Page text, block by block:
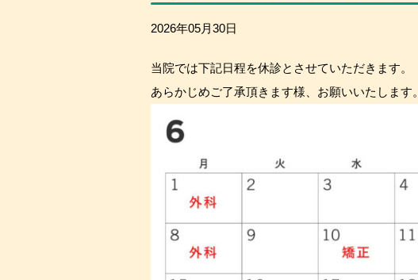
2026年05月30日
当院では下記日程を休診とさせていただきます。
あらかじめご了承頂きます様、お願いいたします。